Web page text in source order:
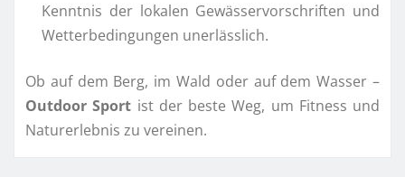
Kenntnis der lokalen Gewässervorschriften und
Wetterbedingungen unerlässlich.
Ob auf dem Berg, im Wald oder auf dem Wasser –
Outdoor Sport ist der beste Weg, um Fitness und
Naturerlebnis zu vereinen.